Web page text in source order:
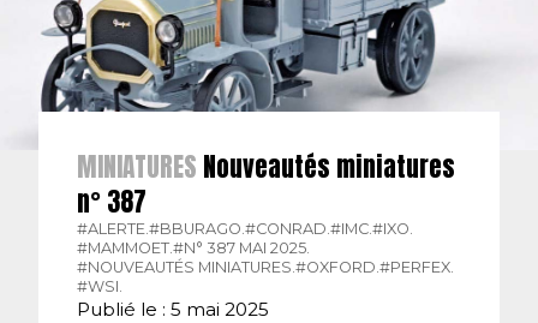
MINIATURES Nouveautés miniatures
n° 387
#ALERTE.#BBURAGO.#CONRAD.#IMC.#IXO.
#MAMMOET.#N° 387 MAI 2025.
#NOUVEAUTÉS MINIATURES.#OXFORD.#PERFEX.
#WSI.
Publié le : 5 mai 2025